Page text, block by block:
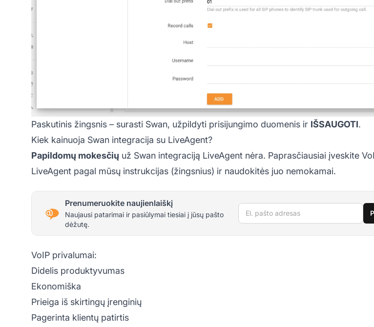
Paskutinis žingsnis – surasti Swan, užpildyti prisijungimo duomenis ir IŠSAUGOTI.
Kiek kainuoja Swan integracija su LiveAgent?
Papildomų mokesčių už Swan integraciją LiveAgent nėra. Paprasčiausiai įveskite
LiveAgent pagal mūsų instrukcijas (žingsnius) ir naudokitės juo nemokamai.
Prenumeruokite naujienlaiškį
Naujausi patarimai ir pasiūlymai tiesiai į jūsų pašto
dėžutę.
El. pašto adresas
VoIP privalumai:
Didelis produktyvumas
Ekonomiška
Prieiga iš skirtingų įrenginių
Pagerinta klientų patirtis